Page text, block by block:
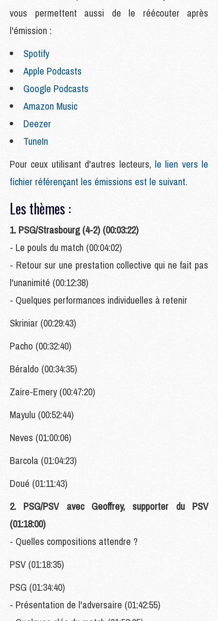
vous permettent aussi de le réécouter après
l'émission :
Spotify
Apple Podcasts
Google Podcasts
Amazon Music
Deezer
TuneIn
Pour ceux utilisant d'autres lecteurs, le lien vers le
fichier référençant les émissions est le suivant.
Les thèmes :
1. PSG/Strasbourg (4-2) (00:03:22)
- Le pouls du match (00:04:02)
- Retour sur une prestation collective qui ne fait pas
l'unanimité (00:12:38)
- Quelques performances individuelles à retenir
Skriniar (00:29:43)
Pacho (00:32:40)
Béraldo (00:34:35)
Zaire-Emery (00:47:20)
Mayulu (00:52:44)
Neves (01:00:06)
Barcola (01:04:23)
Doué (01:11:43)
2. PSG/PSV avec Geoffrey, supporter du PSV
(01:18:00)
- Quelles compositions attendre ?
PSV (01:18:35)
PSG (01:34:40)
- Présentation de l'adversaire (01:42:55)